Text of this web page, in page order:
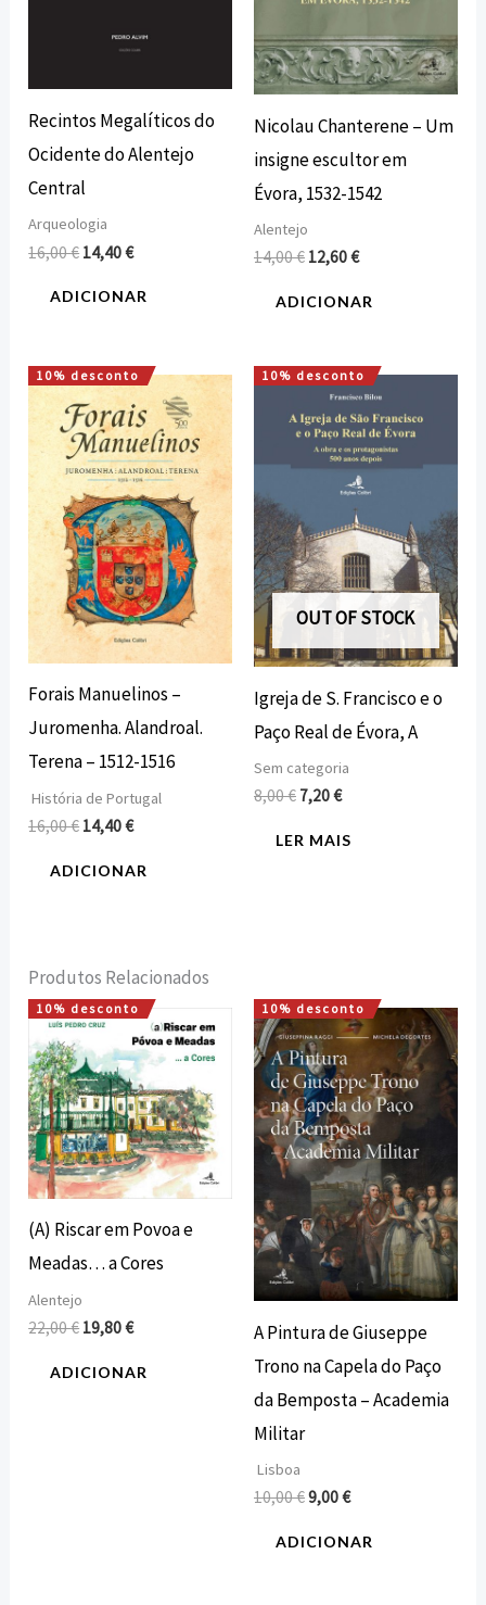
Recintos Megalíticos do
Ocidente do Alentejo
Central
Arqueologia
16,00€ 14,40€
ADICIONAR
Nicolau Chanterene – Um
insigne escultor em
Évora, 1532-1542
Alentejo
14,00€ 12,60€
ADICIONAR
10% desconto
Forais Manuelinos –
Juromenha. Alandroal.
Terena – 1512-1516
História de Portugal
16,00€
O
preço
original
era:
16,00 €.
14,40€
O
preço
atual
é:
14,40 €.
ADICIONAR
10% desconto
OUT OF STOCK
Igreja de S. Francisco e o
Paço Real de Évora, A
Sem categoria
8,00€
O
preço
original
era:
8,00 €.
7,20€
O
preço
atual
é:
7,20 €.
LER MAIS
Produtos Relacionados
10% desconto
(A) Riscar em Povoa e
Meadas… a Cores
Alentejo
22,00€
O
original
era:
22,00 €.
19,80€
O
preço
atual
é:
19,80 €.
ADICIONAR
10% desconto
A Pintura de Giuseppe
Trono na Capela do Paço
da Bemposta – Academia
Militar
Lisboa
10,00€
O
preço
original
era:
10,00 €.
9,00€
O
preço
é:
9,00 €.
ADICIONAR